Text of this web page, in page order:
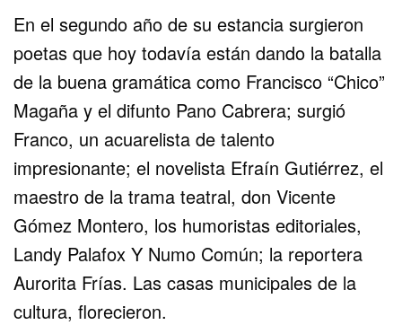
En el segundo año de su estancia surgieron
poetas que hoy todavía están dando la batalla
de la buena gramática como Francisco “Chico”
Magaña y el difunto Pano Cabrera; surgió
Franco, un acuarelista de talento
impresionante; el novelista Efraín Gutiérrez, el
maestro de la trama teatral, don Vicente
Gómez Montero, los humoristas editoriales,
Landy Palafox Y Numo Común; la reportera
Aurorita Frías. Las casas municipales de la
cultura, florecieron.